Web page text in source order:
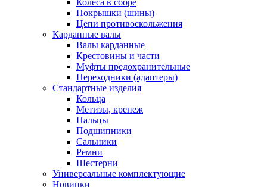
Колеса в сборе
Покрышки (шины)
Цепи противоскольжения
Карданные валы
Валы карданные
Крестовины и части
Муфты предохранительные
Переходники (адаптеры)
Стандартные изделия
Кольца
Метизы, крепеж
Пальцы
Подшипники
Сальники
Ремни
Шестерни
Универсальные комплектующие
Новинки